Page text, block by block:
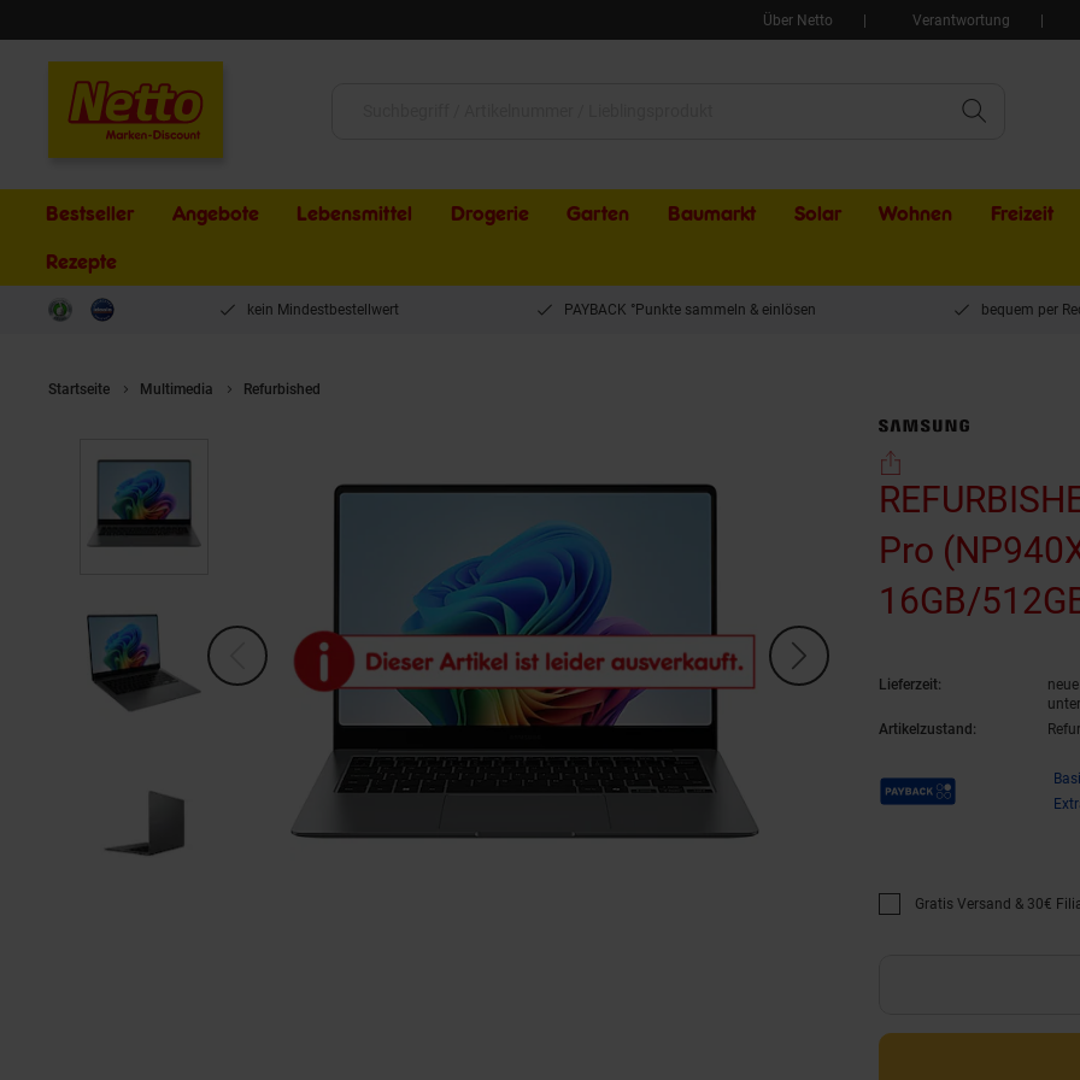
Über Netto Verantwortung
Bestseller Angebote Lebensmittel Drogerie Garten Baumarkt Solar Wohnen Freizeit
Rezepte
kein Mindestbestellwert PAYBACK °Punkte sammeln & einlösen bequem per
Startseite Multimedia Refurbished
Pro
16GB/
Lieferzeit:
Artikelzustand:
Payback Punkte
Promotion "Gratis
Gratis Versand & 30€